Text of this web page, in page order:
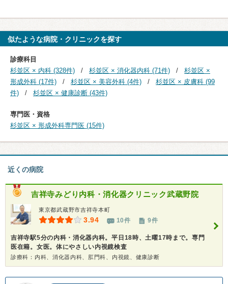
似たような病院・クリニックを探す
診療科目
杉並区 × 内科 (328件)
杉並区 × 消化器内科 (71件)
杉並区 ×
形成外科 (17件)
杉並区 × 美容外科 (4件)
杉並区 × 皮膚科 (99
件)
杉並区 × 健康診断 (43件)
専門医・資格
杉並区 × 形成外科専門医 (15件)
近くの病院
吉祥寺みどり内科・消化器クリニック武蔵野院
東京都武蔵野市吉祥寺本町
3.94 10件 9件
吉祥寺駅5分の内科・消化器内科。平日18時、土曜17時まで。専門
医在籍。女医。体にやさしい内視鏡検査
診療科：内科、消化器内科、肛門科、内視鏡、健康診断